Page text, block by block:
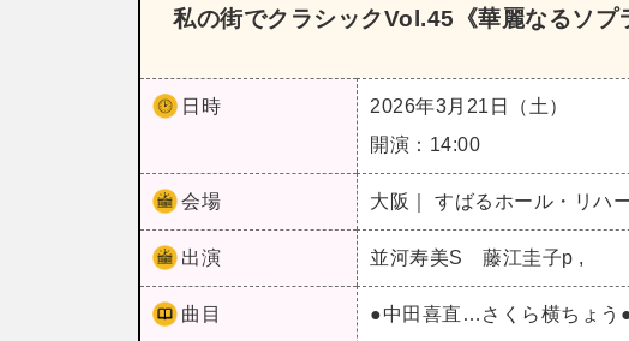
私の街でクラシックVol.45《華麗なるソ
日時
2026年3月21日（土）
開演：14:00
会場 大阪｜ すばるホール・リハ
出演 並河寿美S 藤江圭子p ,
曲目
●中田喜直…さくら横ちょ